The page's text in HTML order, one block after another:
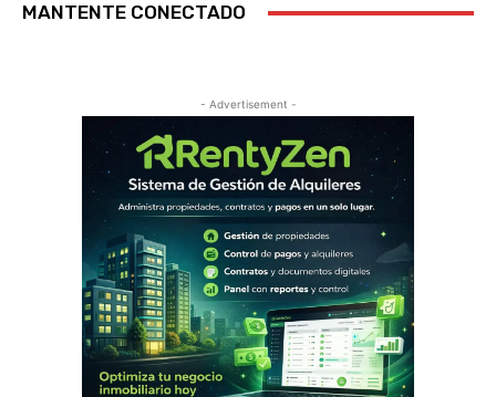
MANTENTE CONECTADO
- Advertisement -